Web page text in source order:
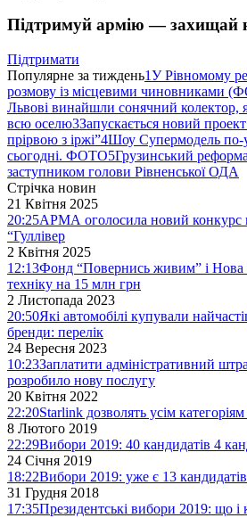
Підтримуй армію — захищай
Підтримати
Популярне за тиждень1У Рівномому
розмову із місцевими
Львові винайшли сонячний колектор,
всю оселю3Запускається новий
прірвою з іржі”4Шоу Супермодель по-
сьогодні. ФОТО5Грузинський
заступником голови Рівненської ОДА
Стрічка новин
21 Квітня 2025
20:25АРМА оголосила новий конкурс
“Гуллівер
2 Квітня 2025
12:13Фонд “Повернись живим” і Нова
техніку на 15 млн грн
2 Листопада 2023
20:50Які автомобілі купували
бренди: перелік
24 Вересня 2023
10:23Заплатити адміністративний
розробило нову послугу
20 Квітня 2022
22:20Starlink дозволять усім категоріям
8 Лютого 2019
22:29Вибори 2019: 40 кандидатів 4
24 Січня 2019
18:22Вибори 2019: уже є 13 кандидатів
31 Грудня 2018
17:35Президентські вибори 2019: що і